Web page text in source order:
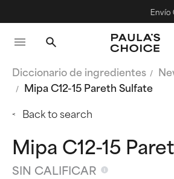
Envío
Diccionario de ingredientes
Mipa C12-15 Pareth Sulfate
Back to search
Mipa C12-15
SIN CALIFICAR